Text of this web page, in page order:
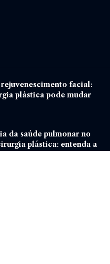
rejuvenescimento facial:
plástica pode mudar
da saúde pulmonar no
plástica: entenda a